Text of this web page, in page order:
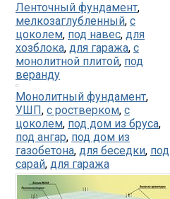
Ленточный фундамент,
мелкозаглубленный, с
цоколем, под навес, для
хозблока, для гаража, с
монолитной плитой, под
веранду
Монолитный фундамент,
УШП, с ростверком, с
цоколем, под дом из бруса,
под ангар, под дом из
газобетона, для беседки, под
сарай, для гаража